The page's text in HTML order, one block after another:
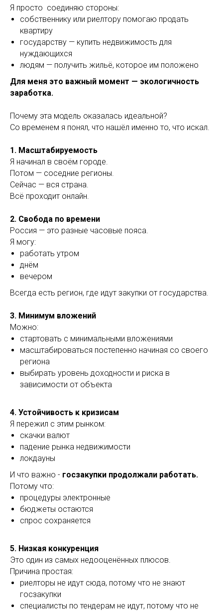
Я просто соединяю стороны:
собственнику или риелтору помогаю продать
квартиру
государству — купить недвижимость для
нуждающихся
людям — получить жильё, которое им положено
Для меня это важный момент — экологичность
заработка.
Почему эта модель оказалась идеальной?
Со временем я понял, что нашёл именно то, что искал.
1. Масштабируемость
Я начинал в своём городе.
Потом — соседние регионы.
Сейчас — вся страна.
Всё проходит онлайн.
2. Свобода по времени
Россия — это разные часовые пояса.
Я могу:
работать утром
днём
вечером
Всегда есть регион, где идут закупки от государства.
3. Минимум вложений
Можно:
стартовать с минимальными вложениями
масштабироваться постепенно начиная со своего
региона
выбирать уровень доходности и риска в
зависимости от объекта
4. Устойчивость к кризисам
Я пережил с этим рынком:
скачки валют
падение рынка недвижимости
локдауны
И что важно - госзакупки продолжали работать.
Потому что:
процедуры электронные
бюджеты остаются
спрос сохраняется
5. Низкая конкуренция
Это один из самых недооценённых плюсов.
Причина простая:
риелторы не идут сюда, потому что не знают
госзакупки
специалисты по тендерам не идут, потому что не